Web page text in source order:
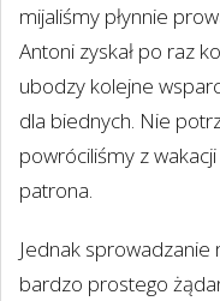
mijaliśmy płynnie
Antoni zyskał po raz
ubodzy kolejne
dla biednych. Nie
powróciliśmy z
patrona.
Jednak
bardzo prostego